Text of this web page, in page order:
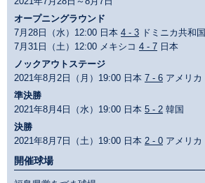
オープニングラウンド
7月28日（水）12:00 日本 4 - 3 ドミニカ共和国
7月31日（土）12:00 メキシコ 4 - 7 日本
ノックアウトステージ
2021年8月2日（月）19:00 日本 7 - 6 アメリカ
準決勝
2021年8月4日（水）19:00 日本 5 - 2 韓国
決勝
2021年8月7日（土）19:00 日本 2 - 0 アメリカ
開催球場